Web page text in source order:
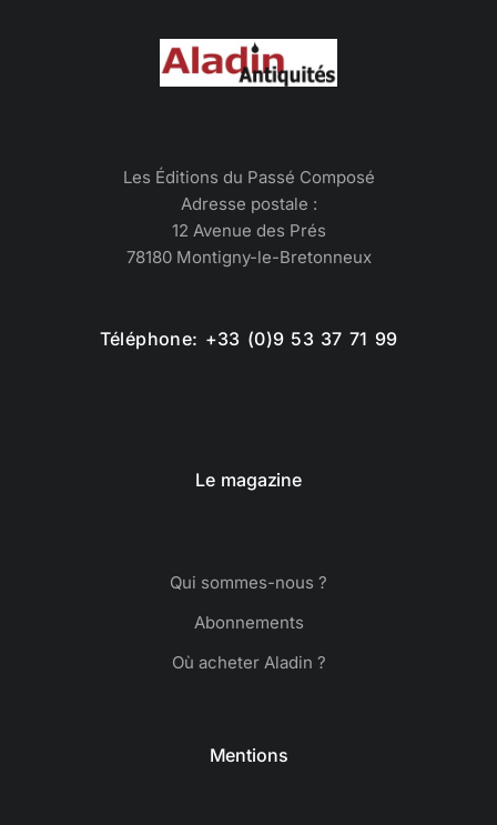
Les Éditions du Passé Composé
Adresse postale :
12 Avenue des Prés
78180 Montigny-le-Bretonneux
Téléphone: +33 (0)9 53 37 71 99
Le magazine
Qui sommes-nous ?
Abonnements
Où acheter Aladin ?
Mentions